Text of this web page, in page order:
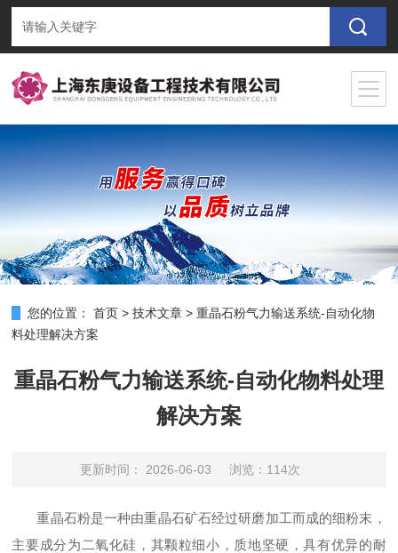
您的位置： 首页 >技术文章 >重晶石粉气力输送系统-自动化物
料处理解决方案
重晶石粉气力输送系统-自动化物料处理
解决方案
更新时间： 2026-06-03 浏览：114次
重晶石粉是一种由重晶石矿石经过研磨加工而成的细粉末，
主要成分为二氧化硅 ， 其颗粒细小，质地坚硬，具有优异的耐